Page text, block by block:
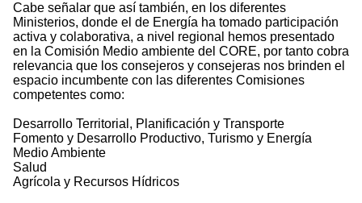
Cabe señalar que así también, en los diferentes
Ministerios, donde el de Energía ha tomado participación
activa y colaborativa, a nivel regional hemos presentado
en la Comisión Medio ambiente del CORE, por tanto cobra
relevancia que los consejeros y consejeras nos brinden el
espacio incumbente con las diferentes Comisiones
competentes como:
Desarrollo Territorial, Planificación y Transporte
Fomento y Desarrollo Productivo, Turismo y Energía
Medio Ambiente
Salud
Agrícola y Recursos Hídricos